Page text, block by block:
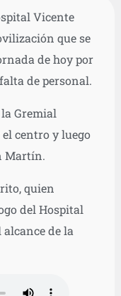
Vicente
que se
de hoy por
de personal.
Gremial
centro y luego
Martín.
quien
del Hospital
de la